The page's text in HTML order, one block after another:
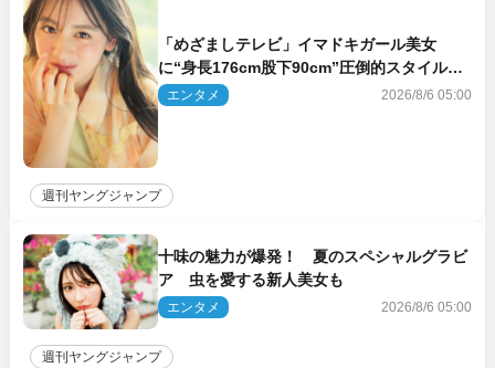
「めざましテレビ」イマドキガール美女
に“身長176cm股下90cm”圧倒的スタイルの
美女も ヤンジャン最新号
エンタメ 2026/8/6 05:00
週刊ヤングジャンプ
十味の魅力が爆発！ 夏のスペシャルグラビ
ア 虫を愛する新人美女も
エンタメ 2026/8/6 05:00
週刊ヤングジャンプ